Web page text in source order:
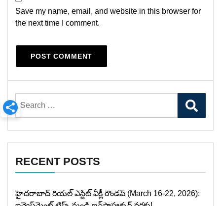
Save my name, email, and website in this browser for
the next time I comment.
RECENT POSTS
హైదరాబాద్ రియల్ ఎస్టేట్ వీక్లీ రౌండప్ (March 16-22, 2026):